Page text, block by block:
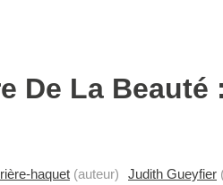
De La Beauté
haquet (auteur) Judith Gueyfier